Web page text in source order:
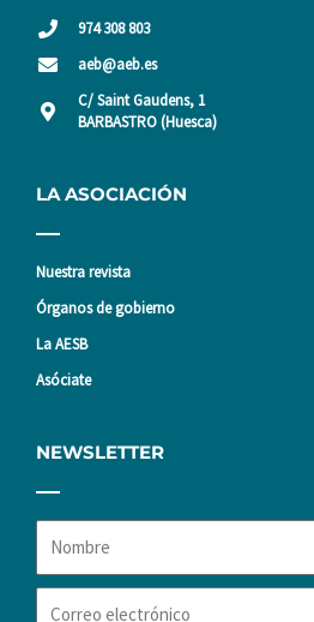
974 308 803
aeb@aeb.es
C/ Saint Gaudens, 1
BARBASTRO (Huesca)
LA ASOCIACIÓN
Nuestra revista
Órganos de gobierno
La AESB
Asóciate
NEWSLETTER
Nombre
Correo